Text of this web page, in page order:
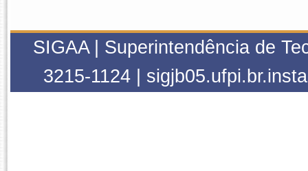
SIGAA | Superintendência de
3215-1124 |